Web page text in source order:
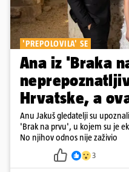
'PREPOLOVILA' SE
Ana iz 'Braka
Hrvatske, a
Anu Jakuš gledatelji su
'Brak na prvu', u kojem su je
No njihov odnos nije zaživio
3